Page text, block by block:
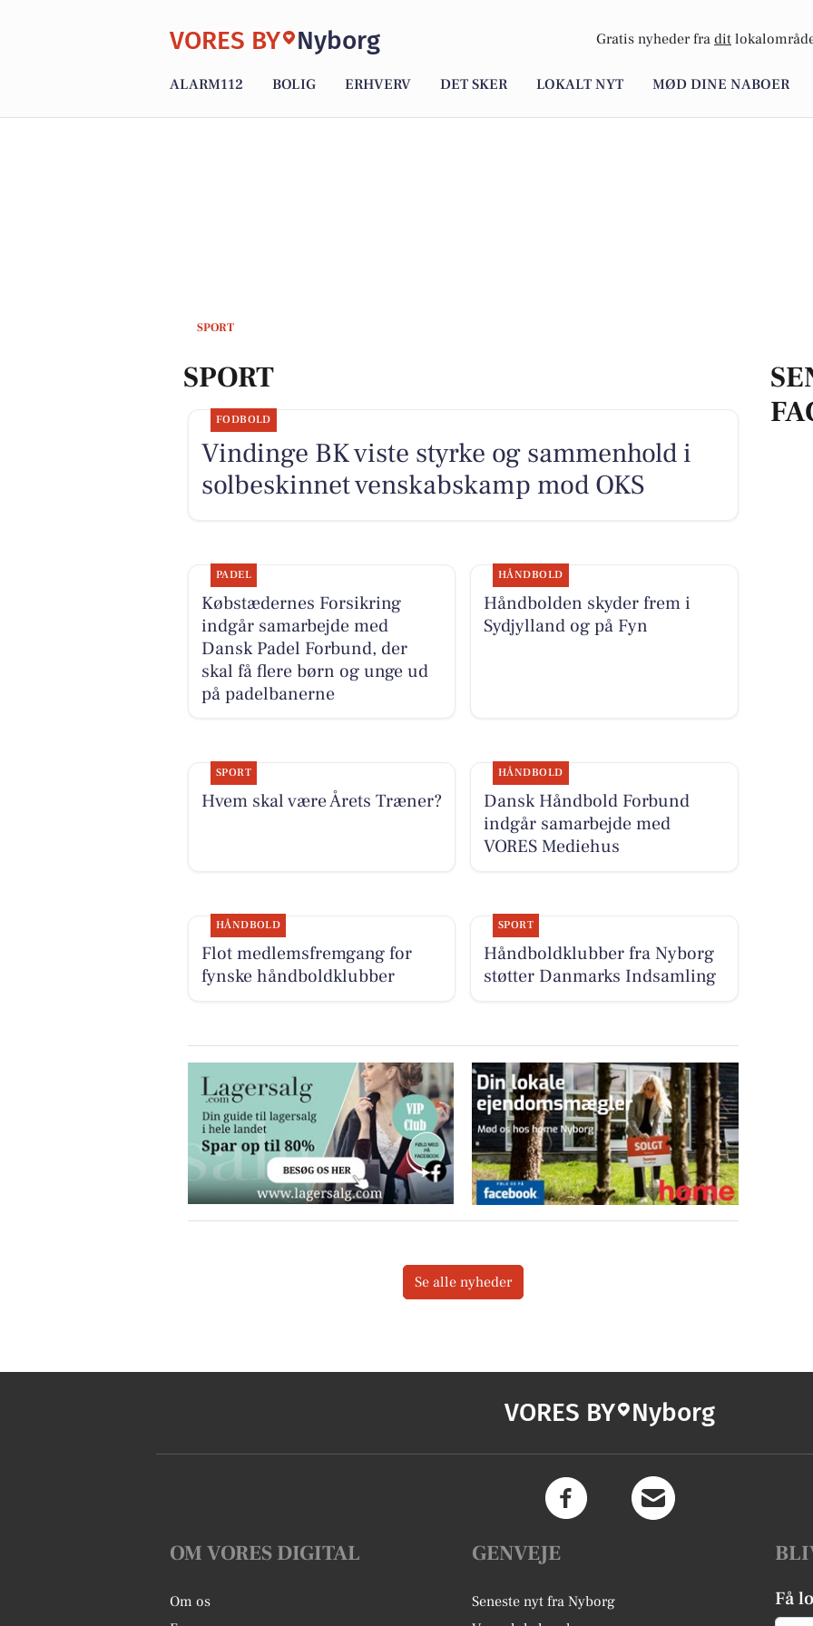
VORES BY Nyborg Gratis nyheder fra dit
ALARM112 BOLIG ERHVERV DET SKER LOKALT NYT MØD DINE NABOER
SPORT
SPORT
FODBOLD
Vindinge BK viste styrke og sammenhold i
solbeskinnet venskabskamp mod OKS
PADEL
Købstædernes Forsikring
indgår samarbejde med
Dansk Padel Forbund, der
skal få flere børn og unge ud
på padelbanerne
HÅNDBOLD
Håndbolden skyder frem i
Sydjylland og på Fyn
SPORT
Hvem skal være Årets Træner?
HÅNDBOLD
Dansk Håndbold Forbund
indgår samarbejde med
VORES Mediehus
HÅNDBOLD
Flot medlemsfremgang for
fynske håndboldklubber
SPORT
Håndboldklubber fra Nyborg
støtter Danmarks Indsamling
Se alle nyheder
VORES BY Nyborg
OM VORES DIGITAL
Om os
GENVEJE
Seneste nyt fra Nyborg
Få